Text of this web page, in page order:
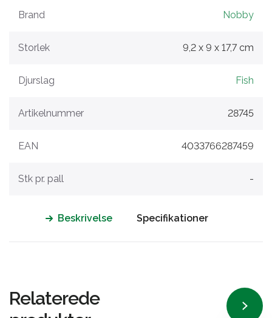
Brand Nobby
Storlek 9,2 x 9 x 17,7 cm
Djurslag Fish
Artikelnummer 28745
EAN 4033766287459
Stk pr. pall -
Beskrivelse Specifikationer
Relaterede